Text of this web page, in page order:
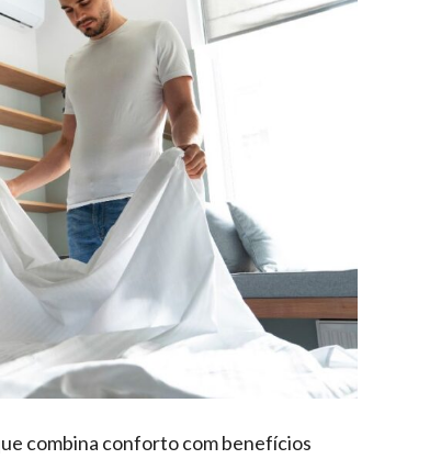
combina conforto com benefícios